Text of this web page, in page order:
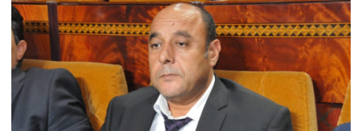
حوادث
دولية
المرأة